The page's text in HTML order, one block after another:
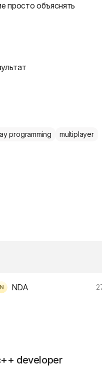
просто объяснять
programming
multiplayer
NDA
developer